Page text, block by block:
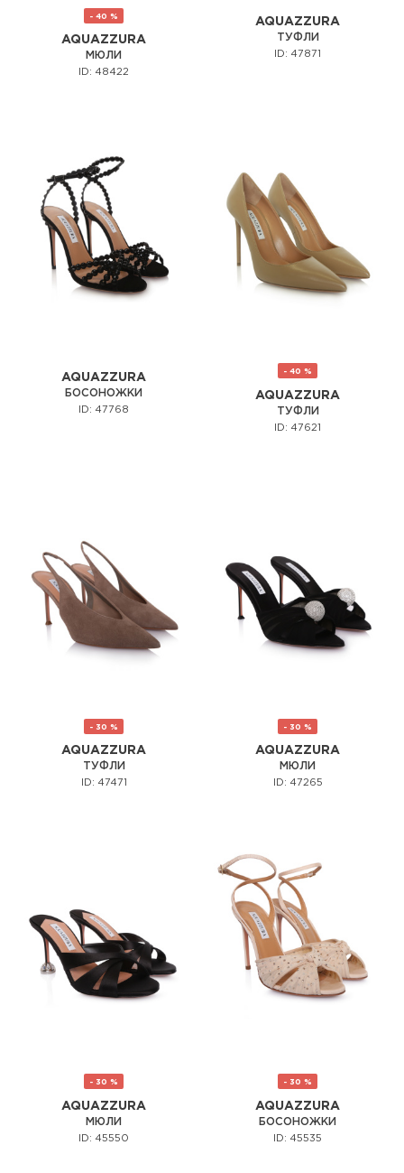
- 40 %
AQUAZZURA
МЮЛИ
ID: 48422
AQUAZZURA
ТУФЛИ
ID: 47871
AQUAZZURA
БОСОНОЖКИ
ID: 47768
- 40 %
AQUAZZURA
ТУФЛИ
ID: 47621
- 30 %
AQUAZZURA
ТУФЛИ
ID: 47471
- 30 %
AQUAZZURA
МЮЛИ
ID: 47265
- 30 %
AQUAZZURA
МЮЛИ
ID: 45550
- 30 %
AQUAZZURA
БОСОНОЖКИ
ID: 45535